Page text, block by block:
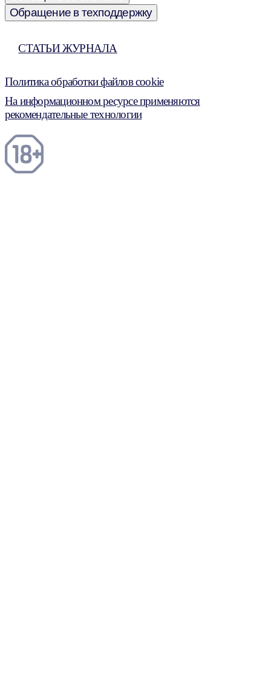
Обращение в техподдержку
СТАТЬИ ЖУРНАЛА
Политика обработки файлов cookie
На информационном ресурсе применяются
рекомендательные технологии